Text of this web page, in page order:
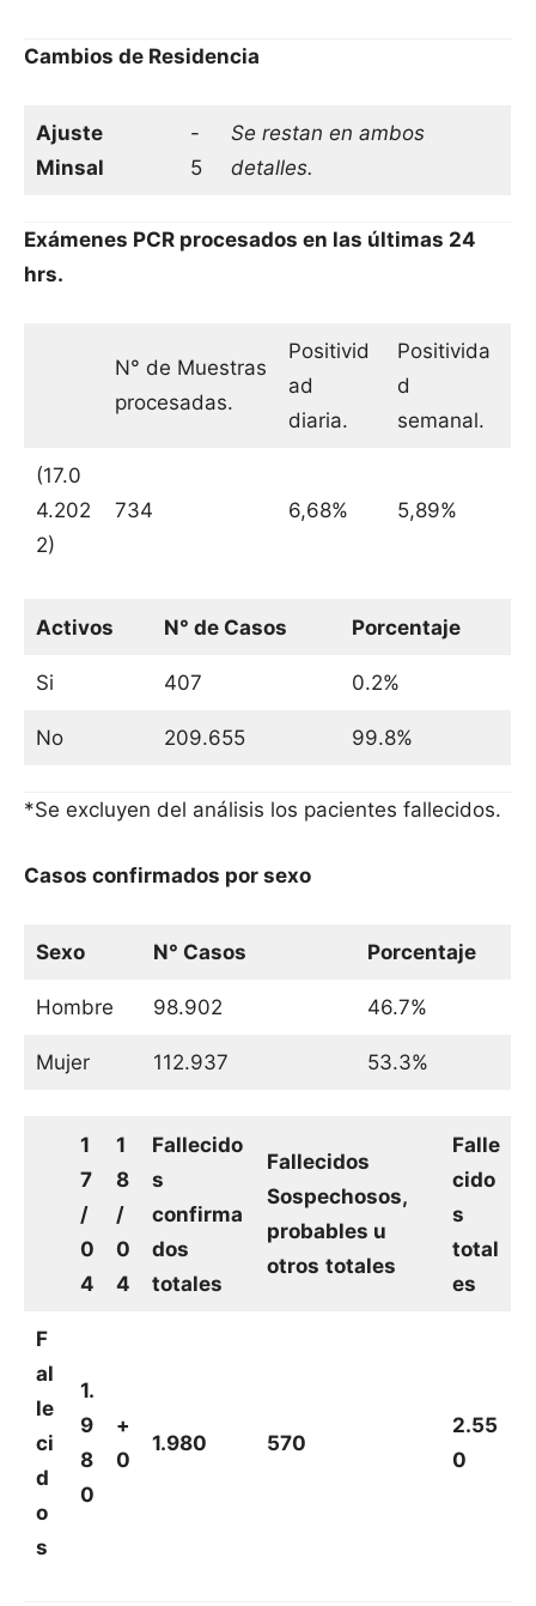
Cambios de Residencia
Ajuste
Minsal
-
5
Se restan en ambos
detalles.
Exámenes PCR procesados en las últimas 24
hrs.
N° de Muestras
procesadas.
Positivid
ad
diaria.
Positivida
d
semanal.
(17.0
4.202
2)
734 6,68% 5,89%
Activos N° de Casos Porcentaje
Si 407 0.2%
No 209.655 99.8%
*Se excluyen del análisis los pacientes fallecidos.
Casos confirmados por sexo
Sexo N° Casos Porcentaje
Hombre 98.902 46.7%
Mujer 112.937 53.3%
1
7
/
0
4
1
8
/
0
4
Fallecido
s
confirma
dos
totales
Fallecidos
Sospechosos,
probables u
otros totales
Falle
cido
s
total
es
F
al
le
ci
d
o
s
1.
9
8
0
+
0
1.980 570
2.55
0